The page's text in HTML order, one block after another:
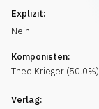
Explizit:
Nein
Komponisten:
Theo Krieger (50.0%)
Verlag: